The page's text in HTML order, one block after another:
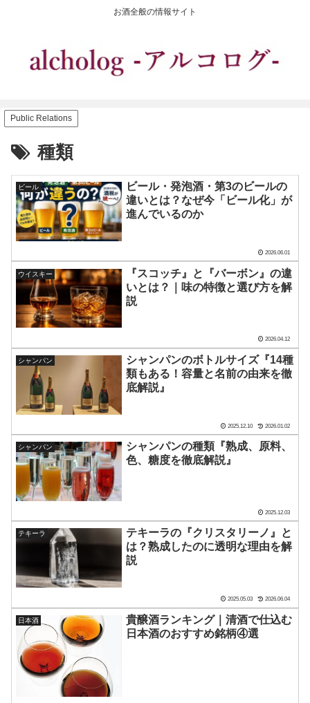
お酒全般の情報サイト
Public Relations
種類
ビール
ビール・発泡酒・第3のビールの
違いとは？なぜ今「ビール化」が
進んでいるのか
2026.06.01
ウイスキー
『スコッチ』と『バーボン』の違
いとは？｜味の特徴と選び方を解
説
2026.04.12
シャンパン
シャンパンのボトルサイズ『14種
類もある！容量と名前の由来を徹
底解説』
2025.12.10 2026.01.02
シャンパン
シャンパンの種類『熟成、原料、
色、糖度を徹底解説』
2025.12.03
テキーラ
テキーラの『クリスタリーノ』と
は？熟成したのに透明な理由を解
説
2025.05.03 2026.06.04
日本酒
貴醸酒ランキング｜清酒で仕込む
日本酒のおすすめ銘柄④選